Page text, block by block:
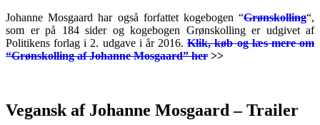
Johanne Mosgaard har også forfattet kogebogen “Grønskolling“,
som er på 184 sider og kogebogen Grønskolling er udgivet af
Politikens forlag i 2. udgave i år 2016.Klik, køb og læs mere om
“Grønskolling af Johanne Mosgaard” her >>
Vegansk af Johanne Mosgaard – Trailer